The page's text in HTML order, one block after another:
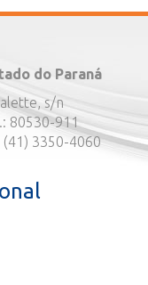
do Paraná
s/n
80530-911
(41) 3350-4060